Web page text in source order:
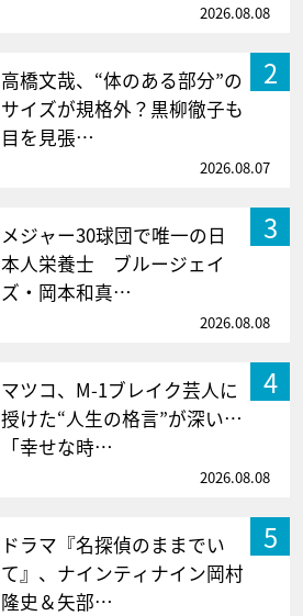
2026.08.08
2
高橋文哉、“体のある部分”の
サイズが規格外？黒柳徹子も
目を見張…
2026.08.07
3
メジャー30球団で唯一の日
本人栄養士 ブルージェイ
ズ・岡本和真…
2026.08.08
4
マツコ、M-1ブレイク芸人に
授けた“人生の格言”が深い…
「幸せな時…
2026.08.08
5
ドラマ『名探偵のままでい
て』、ナインティナイン岡村
隆史＆矢部…